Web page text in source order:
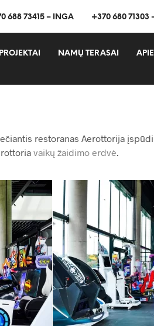
688 73415 – INGA +370 680 71303
PROJEKTAI NAMŲ TERASAI
restoranas Aerottorija
vaikų žaidimo erdvė.